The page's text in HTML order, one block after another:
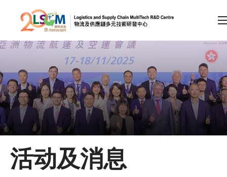
跳到内容（按回车键）
会员登录
A A EN 繁 简
主页
关于LSCM
活动及消息